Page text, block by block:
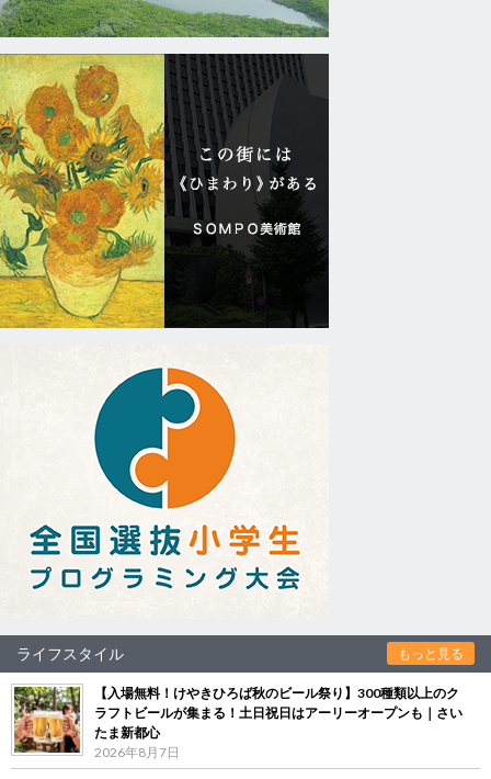
ライフスタイル もっと見る
【入場無料！けやきひろば秋のビール祭り】300種類以上のク
ラフトビールが集まる！土日祝日はアーリーオープンも｜さい
たま新都心
2026年8月7日